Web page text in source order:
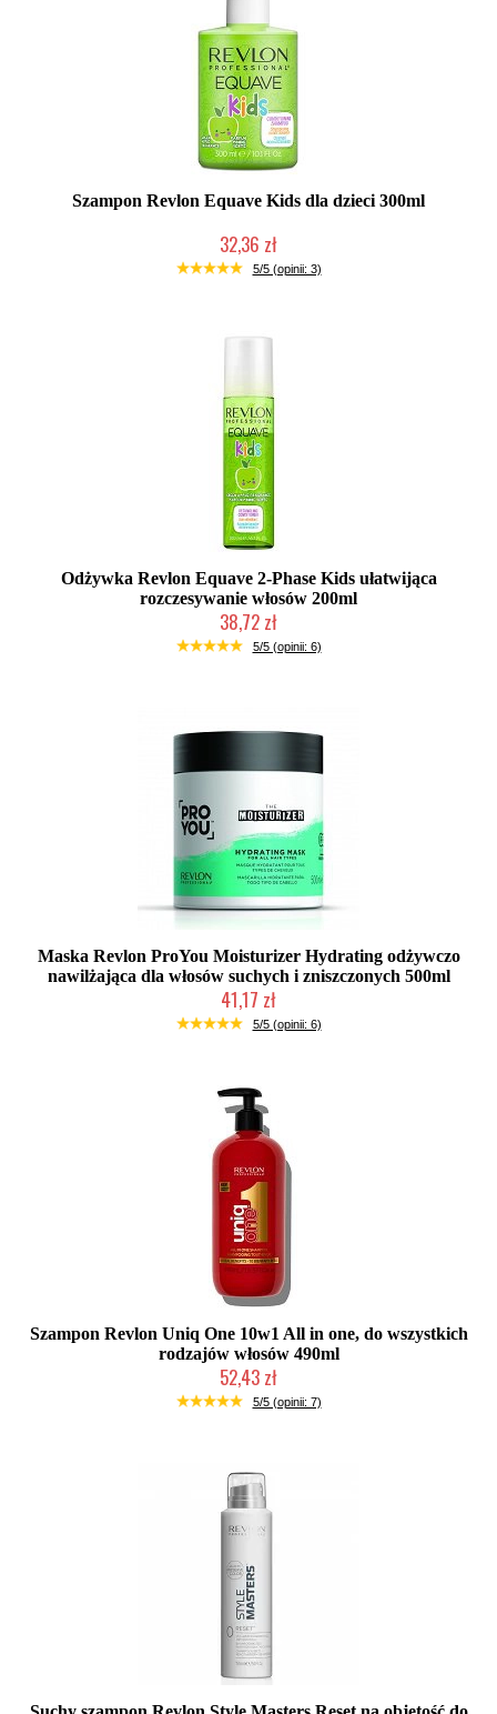
Szampon Revlon Equave Kids dla dzieci 300ml
32,36 zł
Duża ilość (wysyłka w 24h)
5/5 (opinii: 3)
Odżywka Revlon Equave 2-Phase Kids ułatwijąca
rozczesywanie włosów 200ml
38,72 zł
Duża ilość (wysyłka w 24h)
5/5 (opinii: 6)
Maska Revlon ProYou Moisturizer Hydrating odżywczo
nawilżająca dla włosów suchych i zniszczonych 500ml
41,17 zł
Duża ilość (wysyłka w 24h)
5/5 (opinii: 6)
Szampon Revlon Uniq One 10w1 All in one, do wszystkich
rodzajów włosów 490ml
52,43 zł
Duża ilość (wysyłka w 24h)
5/5 (opinii: 7)